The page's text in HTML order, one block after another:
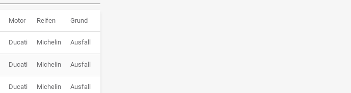
Motor Reifen Grund
Ducati Michelin Ausfall
Ducati Michelin Ausfall
Ducati Michelin Ausfall